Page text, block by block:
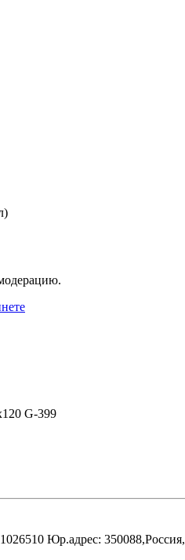
G-399
Юр.адрес: